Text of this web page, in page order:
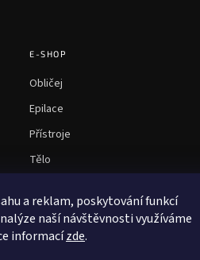
a reklam, poskytování funkcí
naší návštěvnosti využíváme
informacízde.
E-SHOP
Obličej
Epilace
Přístroje
Tělo
Mezoterapie